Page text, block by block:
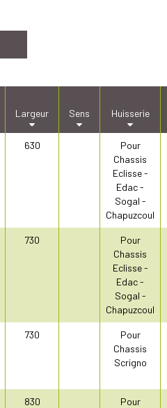
Largeur Sens Huisserie
630
Pour
Chassis
Eclisse -
Edac -
Sogal -
Chapuzcoul
730
Pour
Chassis
Eclisse -
Edac -
Sogal -
Chapuzcoul
730
Pour
Chassis
Scrigno
830
Pour